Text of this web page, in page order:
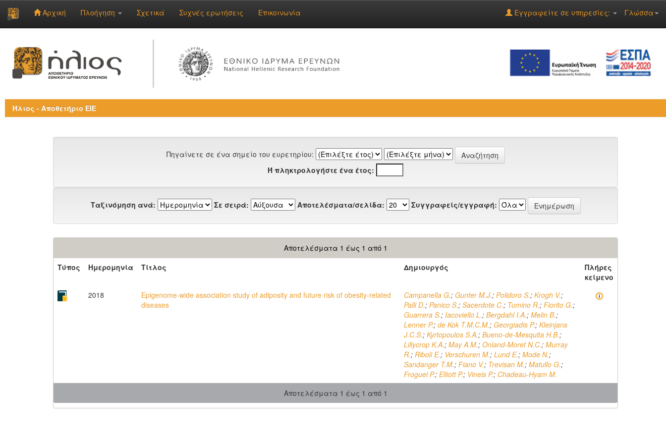
navigation
Αρχική Πλοήγηση Σχετικά Συχνές ερωτήσεις Επικοινωνία Γλώσσα
Εγγραφείτε σε υπηρεσίες:
Ήλιος - Αποθετήριο ΕΙΕ
Πηγαίνετε σε ένα σημείο του ευρετηρίου:
Ή πληκτρολογήστε ένα έτος:
Ταξινόμηση ανά: Σε σειρά: Αποτελέσματα/σελίδα: Συγγραφείς/εγγραφή:
Αποτελέσματα 1 έως 1 από 1
Τύπος
Ημερομηνία Τίτλος Δημιουργός
Πλήρες
κείμενο
2018
Epigenome-wide association study of adiposity and future risk of obesity-related
diseases
Campanella G.; Gunter M.J.; Polidoro S.; Krogh V.;
Palli D.; Panico S.; Sacerdote C.; Tumino R.; Fiorito G.;
Guarrera S.; Iacoviello L.; Bergdahl I.A.; Melin B.;
Lenner P.; de Kok T.M.C.M.; Georgiadis P.; Kleinjans
J.C.S.; Kyrtopoulos S.A.; Bueno-de-Mesquita H.B.;
Lillycrop K.A.; May A.M.; Onland-Moret N.C.; Murray
R.; Riboli E.; Verschuren M.; Lund E.; Mode N.;
Sandanger T.M.; Fiano V.; Trevisan M.; Matullo G.;
Froguel P.; Elliott P.; Vineis P.; Chadeau-Hyam M.
Αποτελέσματα 1 έως 1 από 1